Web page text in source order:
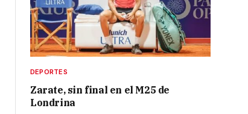
DEPORTES
Zarate, sin final en el M25 de
Londrina